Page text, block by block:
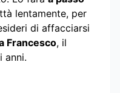
lentamente, per
di affacciarsi
Francesco, il
anni.